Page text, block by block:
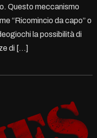
Questo meccanismo
“Ricomincio da capo” o
la possibilità di
di […]